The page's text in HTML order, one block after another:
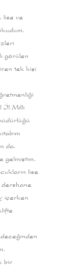
ve
görülen
tek kişi
İl Milli
da.
lise
dershane
içerken
bir